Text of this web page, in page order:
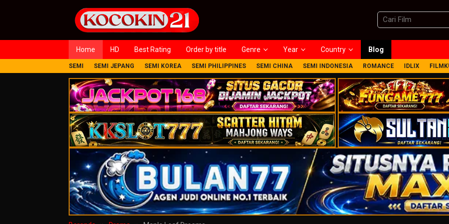
Home HD Best Rating Order by title Genre Year Country Blog
SEMI SEMI JEPANG SEMI KOREA SEMI PHILIPPINES SEMI CHINA SEMI INDONESIA ROMANCE IDLIX